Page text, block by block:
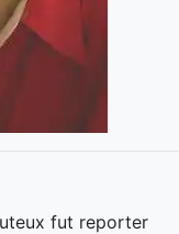
fut reporter